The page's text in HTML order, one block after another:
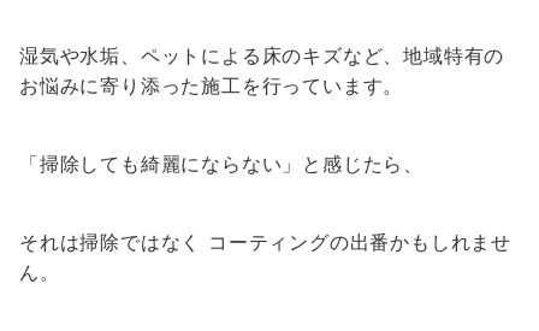
湿気や水垢、ペットによる床のキズなど、地域特有の
お悩みに寄り添った施工を行っています。
「掃除しても綺麗にならない」と感じたら、
それは掃除ではなく コーティングの出番かもしれませ
ん。